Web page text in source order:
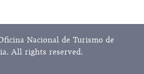
Nacional de Turismo de
All rights reserved.